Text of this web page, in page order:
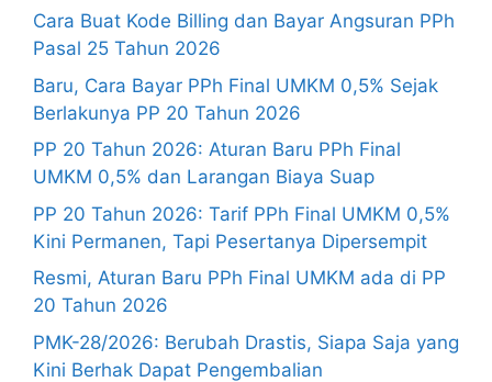
Cara Buat Kode Billing dan Bayar Angsuran PPh
Pasal 25 Tahun 2026
Baru, Cara Bayar PPh Final UMKM 0,5% Sejak
Berlakunya PP 20 Tahun 2026
PP 20 Tahun 2026: Aturan Baru PPh Final
UMKM 0,5% dan Larangan Biaya Suap
PP 20 Tahun 2026: Tarif PPh Final UMKM 0,5%
Kini Permanen, Tapi Pesertanya Dipersempit
Resmi, Aturan Baru PPh Final UMKM ada di PP
20 Tahun 2026
PMK-28/2026: Berubah Drastis, Siapa Saja yang
Kini Berhak Dapat Pengembalian